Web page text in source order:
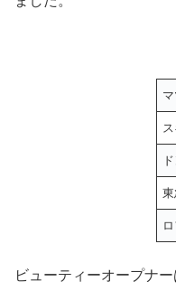
ビューティーオープナ